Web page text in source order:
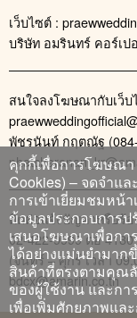
เว็บไซต์ :
บริษัท อมรินทร์ คอร์เป
สนใจลงโฆษณากับเว็บ
พัชรนันท์ กฤตณัฐ
ติดต่อแจ้งปัญหาหรือร้อ
02-422-9999 ต่อ 4180
(จันทร์ – ศุกร์ เวลา
bdcx@amarin.co.th
คุกกี้เพื่อการโฆษณา
Cookies) – จดจำแ
การเข้าเยี่ยมชมหน้
ข้อมูลประกอบการป
เสนอโฆษณาเพื่อก
ได้อย่างแม่นยำมาก
สินค้าที่ตรงตามคุณ
ของผู้ใช้งาน และก
เพื่อเพิ่มศักยภาพแล